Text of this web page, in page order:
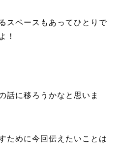
スペースもあってひとりで
！
話に移ろうかなと思いま
ために今回伝えたいことは